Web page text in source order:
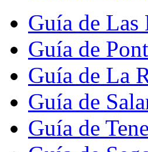
Guía de Las
Guía de
Guía de La
Guía de
Guía de